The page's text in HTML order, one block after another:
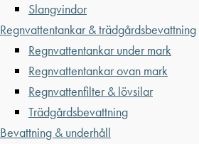
Slangvindor
Regnvattentankar & trädgårdsbevattning
Regnvattentankar under mark
Regnvattentankar ovan mark
Regnvattenfilter & lövsilar
Trädgårdsbevattning
Bevattning & underhåll